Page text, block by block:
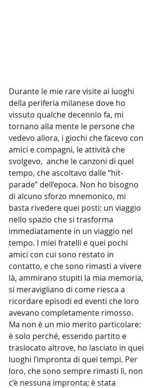
Durante le mie rare visite ai luoghi
della periferia milanese dove ho
vissuto qualche decennio fa, mi
tornano alla mente le persone che
vedevo allora, i giochi che facevo con
amici e compagni, le attività che
svolgevo,  anche le canzoni di quel
tempo, che ascoltavo dalle “hit-
parade” dell’epoca. Non ho bisogno
di alcuno sforzo mnemonico, mi
basta rivedere quei posti: un viaggio
nello spazio che si trasforma
immediatamente in un viaggio nel
tempo. I miei fratelli e quei pochi
amici con cui sono restato in
contatto, e che sono rimasti a vivere
là, ammirano stupiti la mia memoria,
si meravigliano di come riesca a
ricordare episodi ed eventi che loro
avevano completamente rimosso.
Ma non è un mio merito particolare:
è solo perché, essendo partito e
traslocato altrove, ho lasciato in quei
luoghi l’impronta di quei tempi. Per
loro, che sono sempre rimasti lì, non
c’è nessuna impronta; è stata